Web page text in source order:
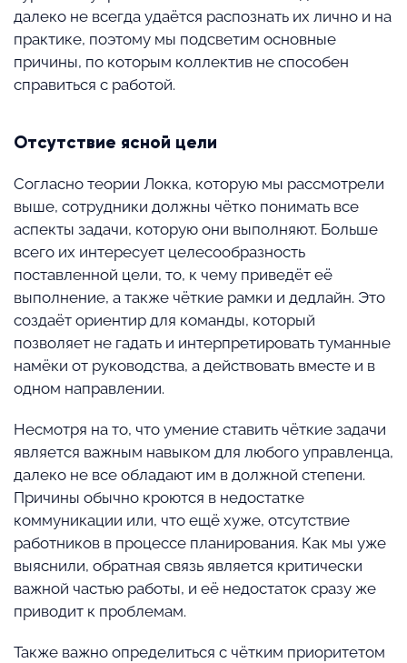
далеко не всегда удаётся распознать их лично и на
практике, поэтому мы подсветим основные
причины, по которым коллектив не способен
справиться с работой.
Отсутствие ясной цели
Согласно теории Локка, которую мы рассмотрели
выше, сотрудники должны чётко понимать все
аспекты задачи, которую они выполняют. Больше
всего их интересует целесообразность
поставленной цели, то, к чему приведёт её
выполнение, а также чёткие рамки и дедлайн. Это
создаёт ориентир для команды, который
позволяет не гадать и интерпретировать туманные
намёки от руководства, а действовать вместе и в
одном направлении.
Несмотря на то, что умение ставить чёткие задачи
является важным навыком для любого управленца,
далеко не все обладают им в должной степени.
Причины обычно кроются в недостатке
коммуникации или, что ещё хуже, отсутствие
работников в процессе планирования. Как мы уже
выяснили, обратная связь является критически
важной частью работы, и её недостаток сразу же
приводит к проблемам.
Также важно определиться с чётким приоритетом